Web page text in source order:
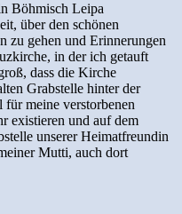
Böhmisch Leipa
über den schönen
zu gehen und Erinnerungen
in der ich getauft
dass die Kirche
Grabstelle hinter der
meine verstorbenen
existieren und auf dem
unserer Heimatfreundin
Mutti, auch dort